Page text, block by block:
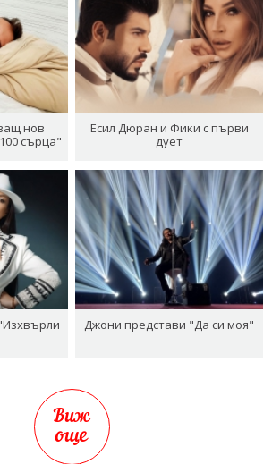
нов
сърца"
Есил Дюран и Фики с първи
дует
Джони представи "Да си моя"
Виж
още